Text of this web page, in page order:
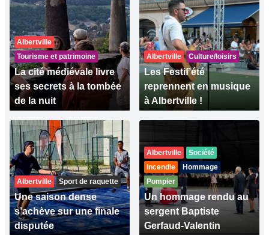
Albertville
Tourisme et patrimoine
La cité médiévale livre
ses secrets à la tombée
de la nuit
Albertville Culture/loisirs
Les Festif’été
reprennent en musique
à Albertville !
Albertville Sport de raquette
Une saison dense
s’achève sur une finale
disputée
Albertville
Société
Incendie
Hommage
Pompier
Un hommage rendu au
sergent Baptiste
Gerfaud-Valentin